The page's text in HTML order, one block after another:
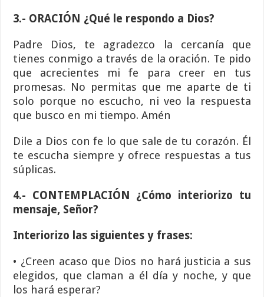
3.- ORACIÓN ¿Qué le respondo a Dios?
Padre Dios, te agradezco la cercanía que
tienes conmigo a través de la oración. Te pido
que acrecientes mi fe para creer en tus
promesas. No permitas que me aparte de ti
solo porque no escucho, ni veo la respuesta
que busco en mi tiempo. Amén
Dile a Dios con fe lo que sale de tu corazón. Él
te escucha siempre y ofrece respuestas a tus
súplicas.
4.- CONTEMPLACIÓN ¿Cómo interiorizo tu
mensaje, Señor?
Interiorizo las siguientes y frases:
• ¿Creen acaso que Dios no hará justicia a sus
elegidos, que claman a él día y noche, y que
los hará esperar?